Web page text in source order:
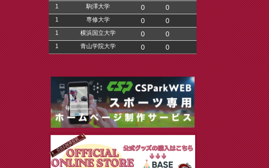
1 駒澤大学 0 0
1 専修大学 0 0
1 横浜国立大学 0 0
1 青山学院大学 0 0